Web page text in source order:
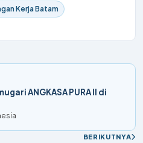
Kerja Batam
ANGKASA PURA II di
BERIKUTNYA